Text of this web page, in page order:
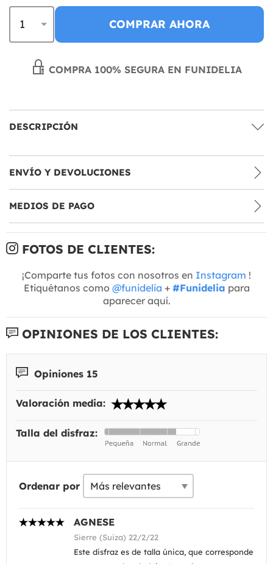
COMPRAR AHORA
COMPRA 100% SEGURA EN FUNIDELIA
DESCRIPCIÓN
ENVÍO Y DEVOLUCIONES
MEDIOS DE PAGO
FOTOS DE CLIENTES:
¡Comparte tus fotos con nosotros en Instagram !
Etiquétanos como @funidelia + #Funidelia para
aparecer aquí.
OPINIONES DE LOS CLIENTES:
Opiniones 15
Valoración media:
Talla del disfraz:
Ordenar por
AGNESE
Sierre (Suiza) 22/2/22
Este disfraz es de talla única, que corresponde